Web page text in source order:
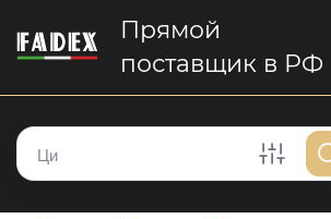
Прямой
поставщик в РФ